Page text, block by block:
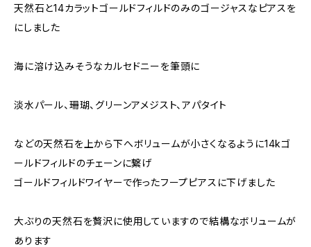
天然石と14カラットゴールドフィルドのみのゴージャスなピアスを
にしました
海に溶け込みそうなカルセドニーを筆頭に
淡水パール、珊瑚、グリーンアメジスト、アパタイト
などの天然石を上から下へボリュームが小さくなるように14kゴ
ールドフィルドのチェーンに繋げ
ゴールドフィルドワイヤーで作ったフープピアスに下げました
大ぶりの天然石を贅沢に使用していますので結構なボリュームが
あります